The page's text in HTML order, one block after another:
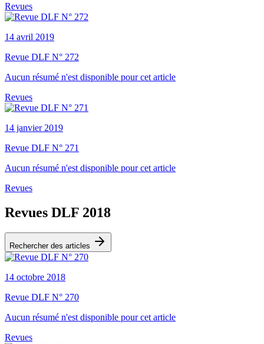
Revues
14 avril 2019
Revue DLF N° 272
Aucun résumé n'est disponible pour cet article
Revues
14 janvier 2019
Revue DLF N° 271
Aucun résumé n'est disponible pour cet article
Revues
Revues DLF 2018
Rechercher des articles
14 octobre 2018
Revue DLF N° 270
Aucun résumé n'est disponible pour cet article
Revues